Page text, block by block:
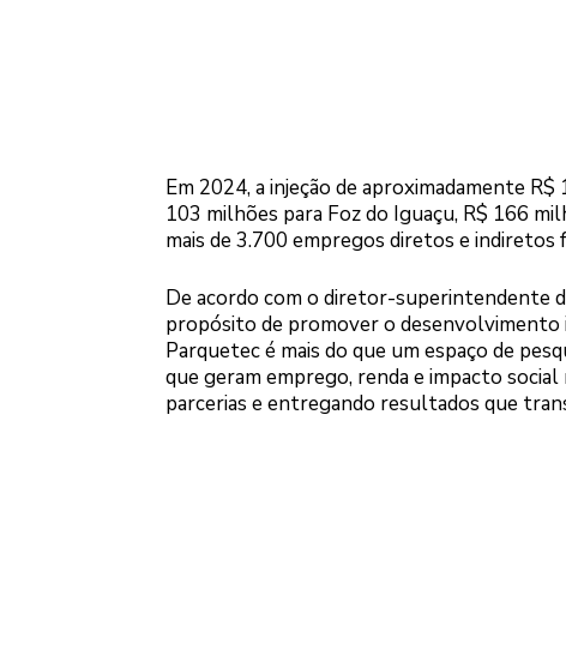
Em 2024, a injeção de aproximadamente
103 milhões para Foz do Iguaçu, R$ 166
mais de 3.700 empregos diretos e
De acordo com o diretor-superintendente
propósito de promover o desenvolvimento
Parquetec é mais do que um espaço de
que geram emprego, renda e impacto
parcerias e entregando resultados que